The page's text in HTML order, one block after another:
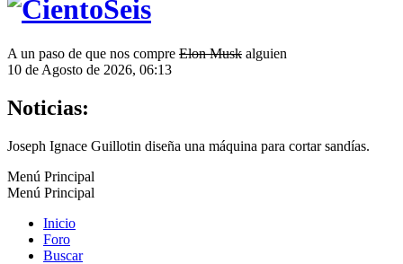
A un paso de que nos compre Elon Musk alguien
10 de Agosto de 2026, 06:13
Noticias:
Joseph Ignace Guillotin diseña una máquina para cortar sandías.
Menú Principal
Menú Principal
Inicio
Foro
Buscar